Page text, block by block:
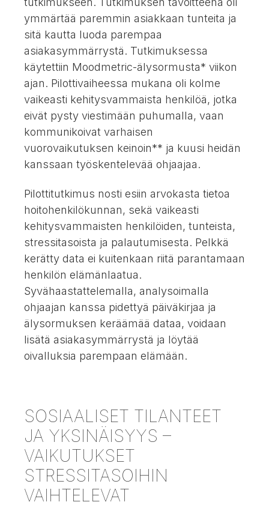
ymmärtää paremmin asiakkaan tunteita ja
sitä kautta luoda parempaa
asiakasymmärrystä. Tutkimuksessa
käytettiin Moodmetric-älysormusta* viikon
ajan. Pilottivaiheessa mukana oli kolme
vaikeasti kehitysvammaista henkilöä, jotka
eivät pysty viestimään puhumalla, vaan
kommunikoivat varhaisen
vuorovaikutuksen keinoin** ja kuusi heidän
kanssaan työskentelevää ohjaajaa.
Pilottitutkimus nosti esiin arvokasta tietoa
hoitohenkilökunnan, sekä vaikeasti
kehitysvammaisten henkilöiden, tunteista,
stressitasoista ja palautumisesta. Pelkkä
kerätty data ei kuitenkaan riitä parantamaan
henkilön elämänlaatua.
Syvähaastattelemalla, analysoimalla
ohjaajan kanssa pidettyä päiväkirjaa ja
älysormuksen keräämää dataa, voidaan
lisätä asiakasymmärrystä ja löytää
oivalluksia parempaan elämään.
SOSIAALISET TILANTEET
JA YKSINÄISYYS –
VAIKUTUKSET
STRESSITASOIHIN
VAIHTELEVAT